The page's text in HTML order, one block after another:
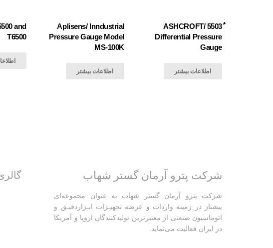
َُASHCROFT/ 5503
Differential Pressure
Gauge
اطلاعات بیشتر
Aplisens/ Inndustrial
Pressure Gauge Model
MS-100K
اطلاعات بیشتر
and
T6500
شرکت پترو آرمان گستر شهاب
شرکت پترو آرمان گستر شهاب به عنوان مجموعه‌ای
پیشتاز در زمینه واردات و عرضه تجهیـزات ابـزاردقیـق و
اتوماسیون صنعتی از معتبرترین تولیدکنندگان اروپا و آمریکا
در ایران فعالیت‌‌ می‌نماید.